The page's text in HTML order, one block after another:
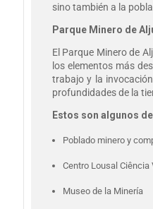
sino también a la
Parque Minero de
El Parque Minero de
los elementos más
trabajo y la
profundidades de la
Estos son algunos
Poblado minero y
Centro Lousal Ciência
Museo de la Minería